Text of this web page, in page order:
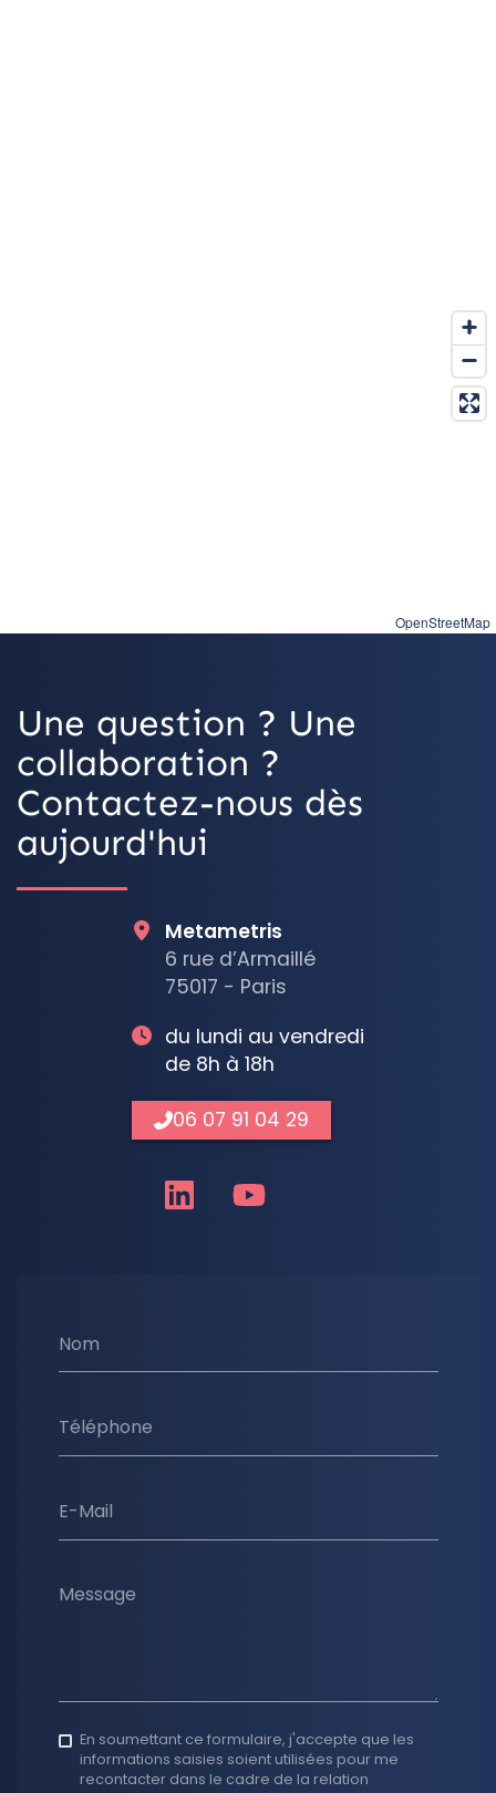
OpenStreetMap
Une question ? Une
collaboration ?
Contactez-nous dès
aujourd'hui
Nom
Téléphone
E-Mail
Message
En soumettant ce formulaire, j'accepte que les
informations saisies soient utilisées pour me
recontacter dans le cadre de la relation
Metametris
6 rue d’Armaillé
75017 - Paris
du lundi au vendredi
de 8h à 18h
06 07 91 04 29